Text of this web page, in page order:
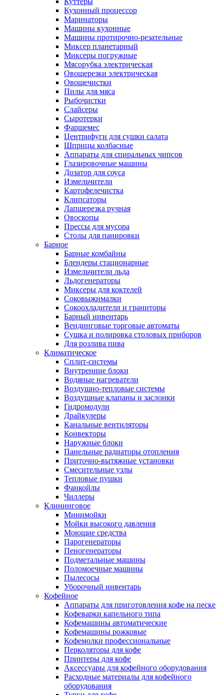
Кухонный процессор
Маринаторы
Машины кухонные
Машины протирочно-резательные
Миксер планетарный
Миксеры погружные
Мясорубка электрическая
Овощерезки электрическая
Овощечистки
Пилы для мяса
Рыбочистки
Слайсеры
Сыротерки
Фаршемес
Центрифуги для сушки салата
Шприцы колбасные
Аппараты для спиральных чипсов
Глазировочные машины
Дозатор для соуса
Измельчители
Картофелечистка
Клипсаторы
Лапшерезка ручная
Овоскопы
Прессы для мусора
Столы для панировки
Барное
Барные комбайны
Блендеры стационарные
Измельчители льда
Льдогенераторы
Миксеры для коктелей
Соковыжималки
Сокоохладители и граниторы
Барный инвентарь
Вендинговые торговые автоматы
Сушка и полировка столовых приборов
Для розлива пива
Климатическое
Сплит-системы
Внутренние блоки
Водяные нагреватели
Воздушно-тепловые системы
Воздушные клапаны и заслонки
Гидромодули
Драйкулеры
Канальные вентиляторы
Конвекторы
Наружные блоки
Панельные радиаторы отопления
Приточно-вытяжные установки
Смесительные узлы
Тепловые пушки
Фанкойлы
Чиллеры
Клининговое
Минимойки
Мойки высокого давления
Моющие средства
Парогенераторы
Пеногенераторы
Подметальные машины
Поломоечные машины
Пылесосы
Уборочный инвентарь
Кофейное
Аппараты для приготовления кофе на песке
Кофеварки капельного типа
Кофемашины автоматические
Кофемашины рожковые
Кофемолки профессиональные
Перколяторы для кофе
Принтеры для кофе
Аксессуары для кофейного оборудования
Расходные материалы для кофейного
оборудования